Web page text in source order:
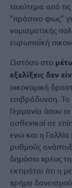
ταχύτερα από τις
“πράσινο φως”
νομισματικής
ευρωπαϊκή
Ωστόσο στο
εξελίξεις δεν
οικονομική
επιβράδυνση. Το
Γερμανία όπου
ασθενικοί σε
ενώ και η
ρυθμούς
δημόσιο χρέος
εκτιμάται ότι η
χρήμα